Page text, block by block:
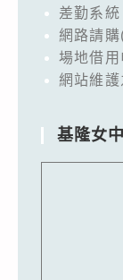
差勤系統
網路請購
場地借用
網站維
基隆女